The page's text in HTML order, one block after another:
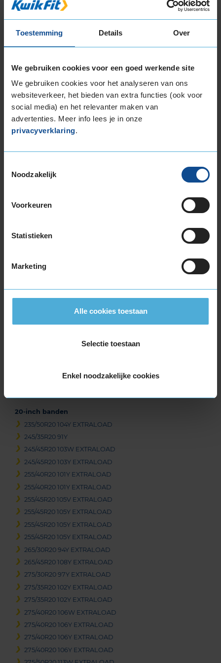
Toestemming Details Over
We gebruiken cookies voor een goed werkende site
We gebruiken cookies voor het analyseren van ons
websiteverkeer, het bieden van extra functies (ook voor
social media) en het relevanter maken van
advertenties. Meer info lees je in onze
privacyverklaring.
Noodzakelijk
Voorkeuren
Statistieken
Marketing
Alle cookies toestaan
Selectie toestaan
Enkel noodzakelijke cookies
245/45R18 100Y EXTRALOAD
19-inch banden
225/40R19 93W EXTRALOAD
235/35R19 91Y EXTRALOAD
235/35R19 91Y EXTRALOAD
235/35R19 91Y EXTRALOAD
245/50R19 105Y EXTRALOAD
255/40R19 100Y EXTRALOAD
255/50R19 107W EXTRALOAD
265/35R19 98Y EXTRALOAD
275/35R19 100Y EXTRALOAD
20-inch banden
235/50R20 104Y EXTRALOAD
245/35R20 91Y
245/45R20 103W EXTRALOAD
245/45R20 103Y EXTRALOAD
255/40R20 101Y EXTRALOAD
255/40R20 101Y EXTRALOAD
255/45R20 105V EXTRALOAD
255/45R20 105Y EXTRALOAD
255/45R20 105Y EXTRALOAD
255/45R20 105Y EXTRALOAD
265/30R20 94Y EXTRALOAD
265/45R20 108Y EXTRALOAD
275/30R20 97Y EXTRALOAD
275/35R20 102Y EXTRALOAD
275/35R20 102Y EXTRALOAD
275/40R20 106W EXTRALOAD
275/40R20 106Y EXTRALOAD
275/40R20 106Y EXTRALOAD
275/40R20 106Y EXTRALOAD